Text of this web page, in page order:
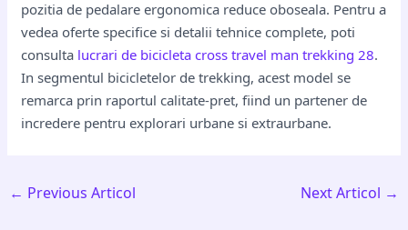
pozitia de pedalare ergonomica reduce oboseala. Pentru a
vedea oferte specifice si detalii tehnice complete, poti
consulta lucrari de bicicleta cross travel man trekking 28.
In segmentul bicicletelor de trekking, acest model se
remarca prin raportul calitate-pret, fiind un partener de
incredere pentru explorari urbane si extraurbane.
← Previous Articol Next Articol →